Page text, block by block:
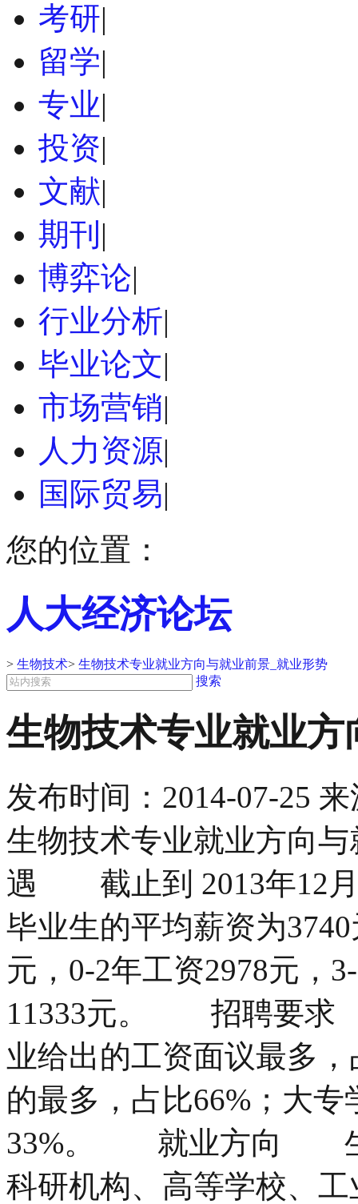
考研|
留学|
专业|
投资|
文献|
期刊 |
博弈论|
行业分析|
毕业论文|
市场营销|
人力资源|
国际贸易|
您的位置：
人大经济论坛
> 生物技术> 生物技术专业就业方向与就业前景_就业形势
搜索
生物技术专业就业
发布时间： 2014-07-25 来
生物技术专业就业方向
遇 截止到 2013年12月
毕业生的平均薪资为
元，0-2年工资2978元，
11333元。 招聘要求
业给出的工资面议最多
的最多，占比66%；大
33%。 就业方向 生
科研机构、高等学校、